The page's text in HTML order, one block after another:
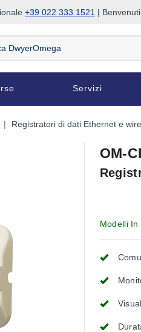
+39 022 333 1521 |
Servizi
Registratori di dati Ethernet e
OM-
Modelli In